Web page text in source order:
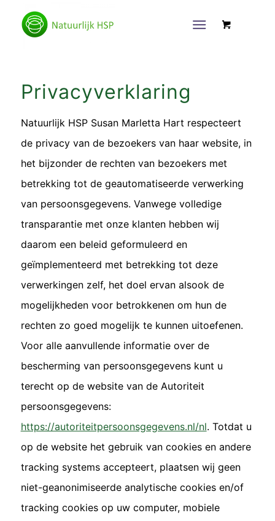
Privacyverklaring
Natuurlijk HSP Susan Marletta Hart respecteert
de privacy van de bezoekers van haar website, in
het bijzonder de rechten van bezoekers met
betrekking tot de geautomatiseerde verwerking
van persoonsgegevens. Vanwege volledige
transparantie met onze klanten hebben wij
daarom een beleid geformuleerd en
geïmplementeerd met betrekking tot deze
verwerkingen zelf, het doel ervan alsook de
mogelijkheden voor betrokkenen om hun de
rechten zo goed mogelijk te kunnen uitoefenen.
Voor alle aanvullende informatie over de
bescherming van persoonsgegevens kunt u
terecht op de website van de Autoriteit
persoonsgegevens:
https://autoriteitpersoonsgegevens.nl/nl. Totdat u
op de website het gebruik van cookies en andere
tracking systems accepteert, plaatsen wij geen
niet-geanonimiseerde analytische cookies en/of
tracking cookies op uw computer, mobiele